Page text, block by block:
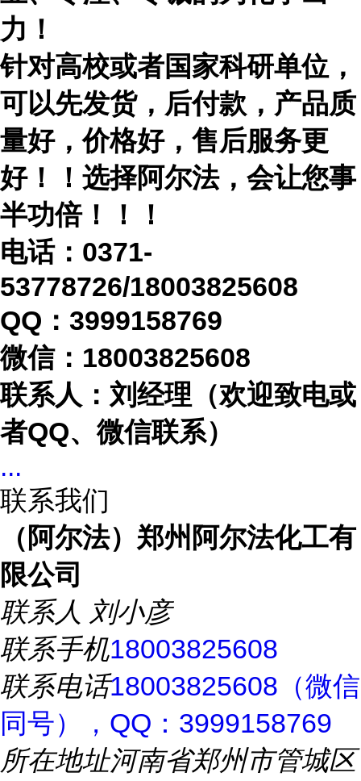
力！
针对高校或者国家科研单位，
可以先发货，后付款，产品质
量好，价格好，售后服务更
好！！选择阿尔法，会让您事
半功倍！！！
电话： 0371-
53778726/18003825608
QQ：3999158769
微信： 18003825608
联系人：刘经理（欢迎致电或
者QQ、微信联系）
...
联系我们
（阿尔法）郑州阿尔法化工有
限公司
联系人 刘小彦
联系手机18003825608
联系电话18003825608（微信
同号），QQ：3999158769
所在地址河南省郑州市管城区